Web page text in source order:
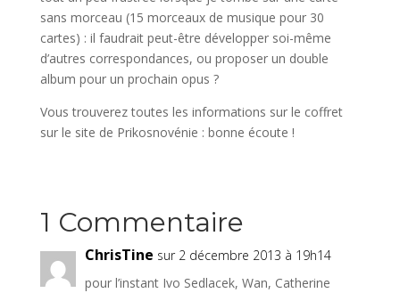
sans morceau (15 morceaux de musique pour 30
cartes) : il faudrait peut-être développer soi-même
d’autres correspondances, ou proposer un double
album pour un prochain opus ?
Vous trouverez toutes les informations sur le coffret
sur le site de Prikosnovénie : bonne écoute !
1 Commentaire
ChrisTine sur 2 décembre 2013 à 19h14
pour l’instant Ivo Sedlacek, Wan, Catherine